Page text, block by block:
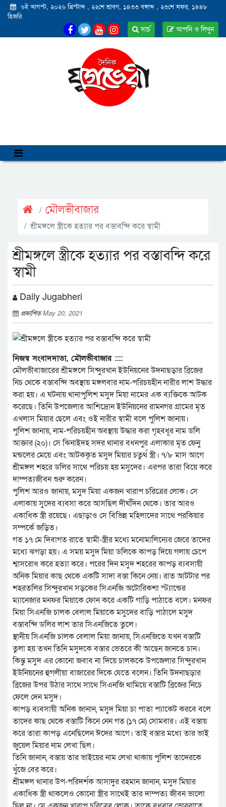
৬ই আগস্ট, ২০২৬ খ্রিস্টাব্দ , ২২শে শ্রাবণ, ১৪৩৩ বঙ্গাব্দ , ২৩শে সফর, ১৪৪৮
হিজরি
আপনি ও লিখুন
সার্চ
মৌলভীবাজার
শ্রীমঙ্গলে স্ত্রীকে হত্যার পর বস্তাবন্দি করে স্বামী
শ্রীমঙ্গলে স্ত্রীকে হত্যার পর বস্তাবন্দি করে
স্বামী
Daily Jugabheri
প্রকাশিতMay 20, 2021
নিজস্ব সংবাদদাতা, মৌলভীবাজার ::::
মৌলভীবাজারের শ্রীমঙ্গলে সিন্দুরখান ইউনিয়নের উদনাছড়ার ব্রিজের
নিচ থেকে বস্তাবন্দি অবস্থায় মঙ্গলবার নাম-পরিচয়হীন নারীর লাশ উদ্ধার
করা হয়। এ ঘটনায় থানাপুলিশ মসুদ মিয়া নামের এক ব্যক্তিকে আটক
করেছে। তিনি উপজেলার আশিদ্রোন ইউনিয়নের রামনগর গ্রামের মৃত
এখলাস মিয়ার ছেলে এবং ওই নারীর স্বামী বলে পুলিশ জানায়।
পুলিশ জানায়, নাম-পরিচয়হীন অবস্থায় উদ্ধার করা গৃহবধূর নাম ডলি
আক্তার (২০)। সে ঝিনাইদহ সদর থানার বধনপুর এলাকার মৃত ফেনু
মন্ডলের মেয়ে এবং আটককৃত মসুদ মিয়ার চতুর্থ স্ত্রী। ৭/৮ মাস আগে
শ্রীমঙ্গল শহরে ডলির সাথে পরিচয় হয় মসুদের। এরপর তারা বিয়ে করে
দাম্পত্যজীবন শুরু করেন।
পুলিশ আরও জানায়, মসুদ মিয়া একজন খারাপ চরিত্রের লোক। সে
এলাকায় সুদের ব্যবসা করে আসছিল দীর্ঘদিন থেকে। তার আরও
একাধিক স্ত্রী রয়েছে। এছাড়াও সে বিভিন্ন মহিলাদের সাথে পরকিয়ার
সম্পর্কে জড়িত।
গত ১৭ মে দিবাগত রাতে স্বামী-স্ত্রীর মধ্যে মনোমালিন্যের জেরে তাদের
মধ্যে ঝগড়া হয়। এ সময় মসুদ মিয়া ডলিকে কাপড় দিয়ে গলায় চেপে
শ্বাসরোধ করে হত্যা করে। পরের দিন মসুদ শহরের কাপড় ব্যবসায়ী
অনিক মিয়ার কাছ থেকে একটি সাদা বস্তা কিনে নেয়। রাত আটটার পর
শহরতলির সিন্দুরখান সড়কের সিএনজি অটোরিকশা স্ট্যান্ডের
ম্যানেজার মনফর মিয়াকে ফোন করে একটি গাড়ি পাঠাতে বলে। মনফর
মিয়া সিএনজি চালক বেলাল মিয়াকে মসুদের বাড়ি পাঠালে মসুদ
বস্তাবন্দি ডলির লাশ তার সিএনজিতে তুলে।
স্থানীয় সিএনজি চালক বেলাল মিয়া জানায়, সিএনজিতে যখন বস্তাটি
তুলা হয় তখন তিনি মসুদকে বস্তার ভেতরে কী আছেন জানতে চান।
কিন্তু মসুদ এর কোনো জবাব না দিয়ে চালককে উপজেলার সিন্দুরখান
ইউনিয়নের হুগলীয়া বাজারের দিকে যেতে বলেন। তিনি উদনাছড়ার
ব্রিজের উপর উঠার সাথে সাথে সিএনজি থামিয়ে বস্তাটি ব্রিজের নিচে
ফেলে দেন মসুদ।
কাপড় ব্যবসায়ী অনিক জানান, মসুদ মিয়া চা পাতা প্যাকেট করবে বলে
তাদের কাছ থেকে বস্তাটি কিনে নেন গত (১৭ মে) সোমবার। এই বস্তায়
করে তারা কাপড় এনেছিলেন ঈদের আগে। তাই বস্তার মধ্যে তার ভাই
জুয়েল মিয়ার নাম লেখা ছিল।
তিনি জানান, বস্তায় তার ভাইয়ের নাম লেখা থাকায় পুলিশ তাদেরকে
খুঁজে বের করে।
শ্রীমঙ্গল থানার উপ-পরিদর্শক আসাদুর রহমান জানান, মসুদ মিয়ার
একাধিক স্ত্রী থাকলেও কোনো স্ত্রীর সাথেই তার দাম্পত্য জীবন ভালো